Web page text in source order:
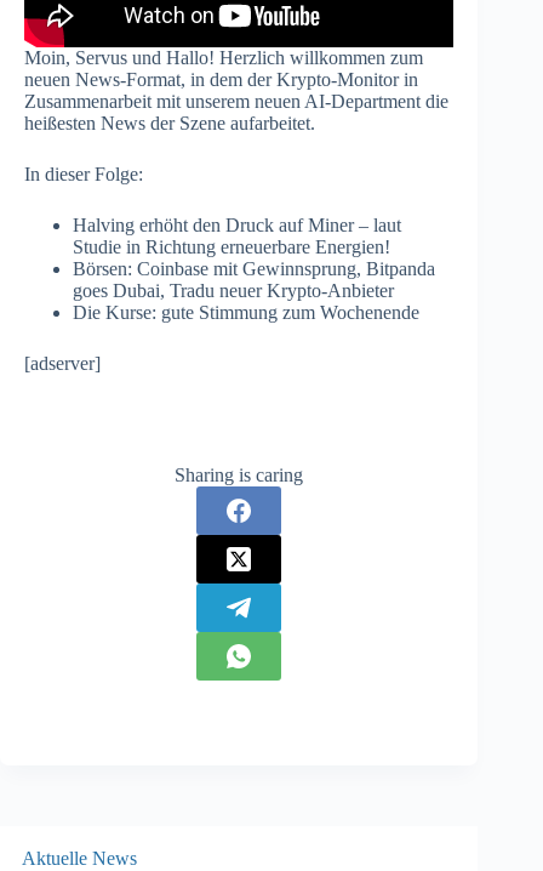
Moin, Servus und Hallo! Herzlich willkommen zum
neuen News-Format, in dem der Krypto-Monitor in
Zusammenarbeit mit unserem neuen AI-Department die
heißesten News der Szene aufarbeitet.
In dieser Folge:
Halving erhöht den Druck auf Miner – laut
Studie in Richtung erneuerbare Energien!
Börsen: Coinbase mit Gewinnsprung, Bitpanda
goes Dubai, Tradu neuer Krypto-Anbieter
Die Kurse: gute Stimmung zum Wochenende
[adserver]
Sharing is caring
Aktuelle News